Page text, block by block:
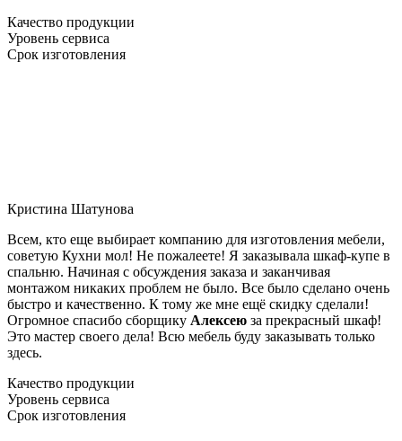
Качество продукции
Уровень сервиса
Срок изготовления
Кристина Шатунова
Всем, кто еще выбирает компанию для изготовления мебели,
советую Кухни мол! Не пожалеете! Я заказывала шкаф-купе в
спальню. Начиная с обсуждения заказа и заканчивая
монтажом никаких проблем не было. Все было сделано очень
быстро и качественно. К тому же мне ещё скидку сделали!
Огромное спасибо сборщику Алексею за прекрасный шкаф!
Это мастер своего дела! Всю мебель буду заказывать только
здесь.
Качество продукции
Уровень сервиса
Срок изготовления